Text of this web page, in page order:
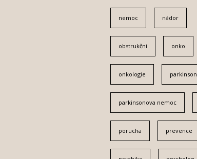
nemoc nádor
obstrukční onko
onkologie parkinson
parkinsonova nemoc
porucha prevence